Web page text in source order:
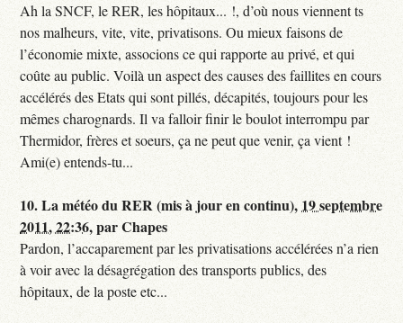
Ah la SNCF, le RER, les hôpitaux... !, d’où nous viennent ts
nos malheurs, vite, vite, privatisons. Ou mieux faisons de
l’économie mixte, associons ce qui rapporte au privé, et qui
coûte au public. Voilà un aspect des causes des faillites en cours
accélérés des Etats qui sont pillés, décapités, toujours pour les
mêmes charognards. Il va falloir finir le boulot interrompu par
Thermidor, frères et soeurs, ça ne peut que venir, ça vient !
Ami(e) entends-tu...
10.La météo du RER (mis à jour en continu), 19 septembre
2011, 22:36,parChapes
Pardon, l’accaparement par les privatisations accélérées n’a rien
à voir avec la désagrégation des transports publics, des
hôpitaux, de la poste etc...